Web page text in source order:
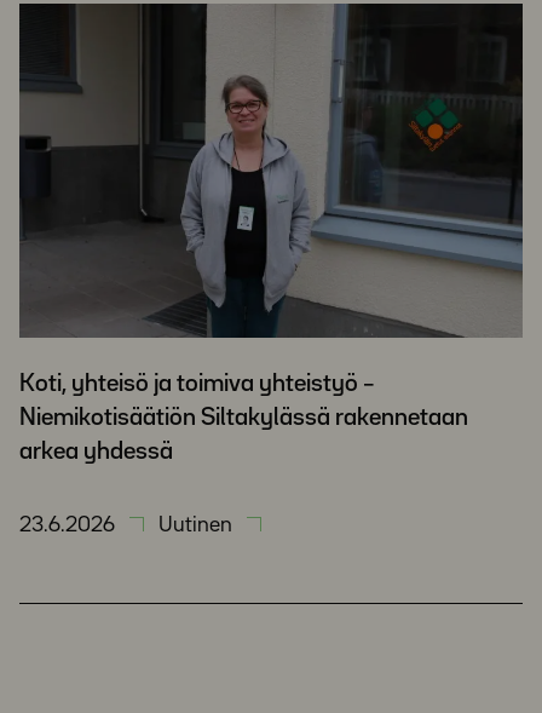
Koti, yhteisö ja toimiva yhteistyö –
Niemikotisäätiön Siltakylässä rakennetaan
arkea yhdessä
23.6.2026 Uutinen